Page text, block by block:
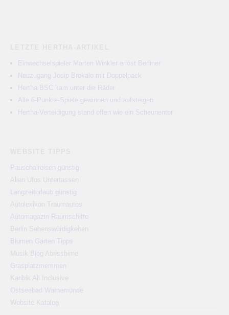
Einwechselspieler Marten Winkler erlöst Berliner
Neuzugang Josip Brekalo mit Doppelpack
Hertha BSC kam unter die Räder
Alle 6-Punkte-Spiele gewinnen und aufsteigen
Hertha-Verteidigung stand offen wie ein Scheunentor
Pauschalreisen günstig
Alien Ufos Untertassen
Langzeiturlaub günstig
Autolexikon Traumautos
Automagazin Raumschiffe
Berlin Sehenswürdigkeiten
Blumen Garten Tipps
Musik Blog Abrissbirne
Grasplatzmemmen
Karibik All Inclusive
Ostseebad Warnemünde
Website Katalog